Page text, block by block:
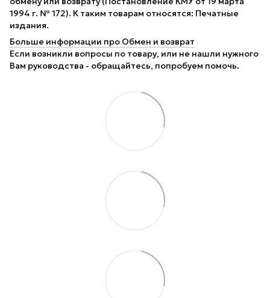
1994 г. № 172). К таким товарам относятся: Печатные
издания.
Больше информации про Обмен и возврат
Если возникли вопросы по товару, или не нашли нужного
Вам руководства - обращайтесь, попробуем помочь.